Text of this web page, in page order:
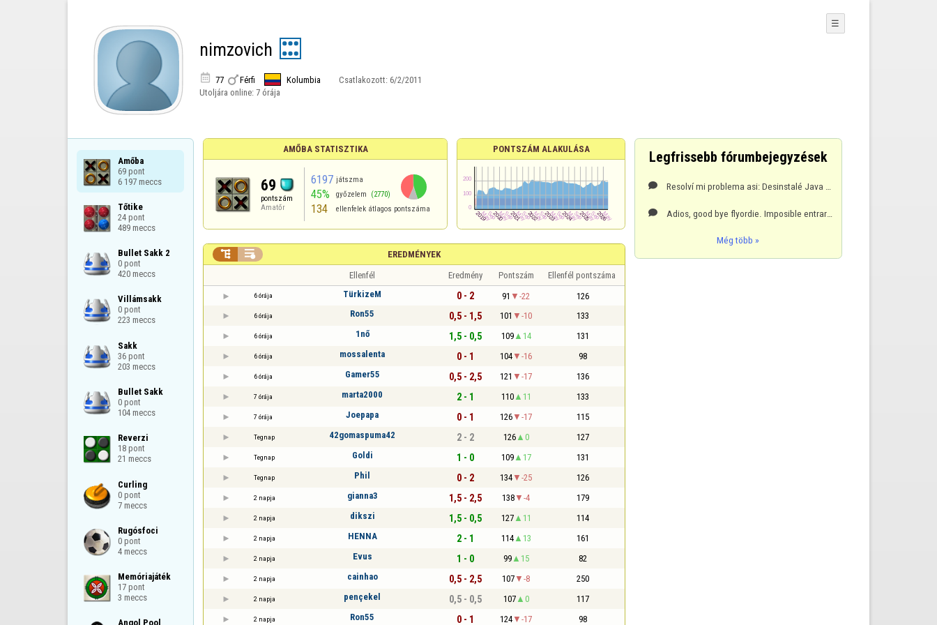
nimzovich
 77 Férfi Kolumbia Csatlakozott: 6/2/2011
Utoljára online: 7 órája
☰
Amőba
69 pont
6 197 meccs
Tőtike
24 pont
489 meccs
Bullet Sakk 2
0 pont
420 meccs
Villámsakk
0 pont
223 meccs
Sakk
36 pont
203 meccs
Bullet Sakk
0 pont
104 meccs
Reverzi
18 pont
21 meccs
Curling
0 pont
7 meccs
Rugósfoci
0 pont
4 meccs
Memóriajáték
17 pont
3 meccs
Angol Pool
AMŐBA STATISZTIKA
69
pontszám
Amatőr
6197 játszma
45% győzelem (2770)
134 ellenfelek átlagos pontszáma
PONTSZÁM ALAKULÁSA
EREDMÉNYEK
 
Ellenfél Eredmény Pontszám Ellenfél pontszáma
6 órája TürkizeM 0 - 2 91 -22 126
6 órája Ron55 0,5 - 1,5 101 -10 133
6 órája 1nő 1,5 - 0,5 109 14 131
6 órája mossalenta 0 - 1 104 -16 98
6 órája Gamer55 0,5 - 2,5 121 -17 136
7 órája marta2000 2 - 1 110 11 133
7 órája Joepapa 0 - 1 126 -17 115
Tegnap 42gomaspuma42 2 - 2 126 0 127
Tegnap Goldi 1 - 0 109 17 131
Tegnap Phil 0 - 2 134 -25 126
2 napja gianna3 1,5 - 2,5 138 -4 179
2 napja dikszi 1,5 - 0,5 127 11 114
2 napja HENNA 2 - 1 114 13 161
2 napja Evus 1 - 0 99 15 82
2 napja cainhao 0,5 - 2,5 107 -8 250
2 napja pençekel 0,5 - 0,5 107 0 117
2 napja Ron55 0 - 1 124 -17 98
Legfrissebb fórumbejegyzések


Még több »